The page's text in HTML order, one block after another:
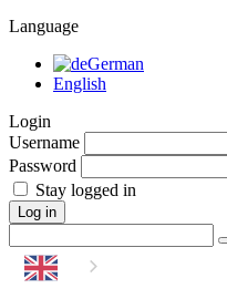
Language
German
English
Login
Username
Password
Stay logged in